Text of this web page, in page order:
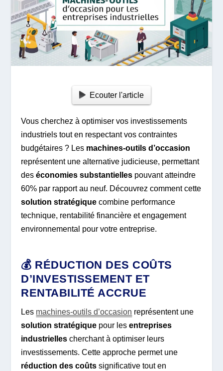
Ecouter l'article
Vous cherchez à optimiser vos investissements
industriels tout en respectant vos contraintes
budgétaires ? Les machines-outils d’occasion
représentent une alternative judicieuse, permettant
deséconomies substantielles pouvant atteindre
60% par rapport au neuf. Découvrez comment cette
solution stratégique combine performance
technique, rentabilité financière et engagement
environnemental pour votre entreprise.
💰 RÉDUCTION DES COÛTS
D’INVESTISSEMENT ET
RENTABILITÉ ACCRUE
Les machines-outils d’occasion représentent une
solution stratégique pour lesentreprises
industrielles cherchant à optimiser leurs
investissements. Cette approche permet une
réduction des coûts significative tout en